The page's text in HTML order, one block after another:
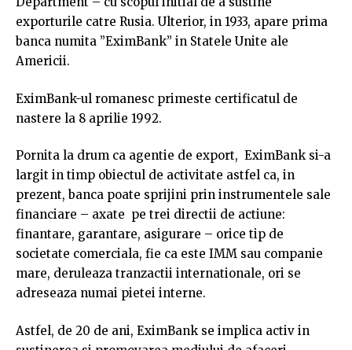
exporturile catre Rusia. Ulterior, in 1933, apare prima
banca numita ”EximBank” in Statele Unite ale
Americii.
EximBank-ul romanesc primeste certificatul de
nastere la 8 aprilie 1992.
Pornita la drum ca agentie de export, EximBank si-a
largit in timp obiectul de activitate astfel ca, in
prezent, banca poate sprijini prin instrumentele sale
financiare – axate pe trei directii de actiune:
finantare, garantare, asigurare – orice tip de
societate comerciala, fie ca este IMM sau companie
mare, deruleaza tranzactii internationale, ori se
adreseaza numai pietei interne.
Astfel, de 20 de ani, EximBank se implica activ in